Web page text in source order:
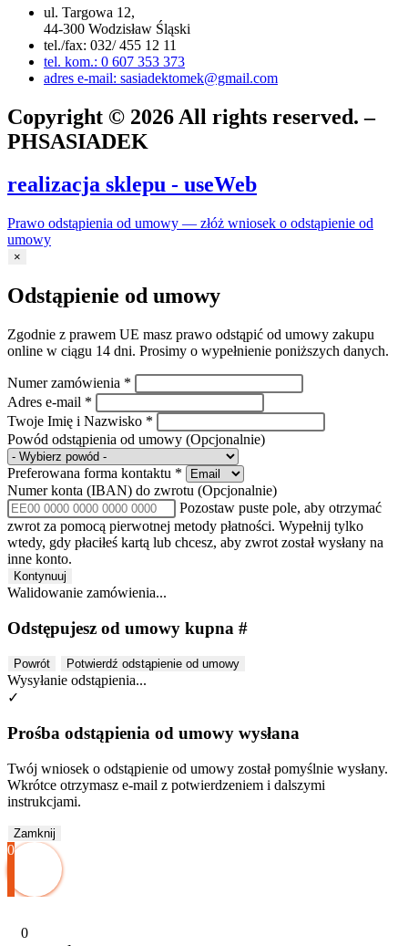
ul. Targowa 12,
44-300 Wodzisław Śląski
tel./fax: 032/ 455 12 11
tel. kom.: 0 607 353 373
adres e-mail: sasiadektomek@gmail.com
Copyright © 2026 All rights reserved. –
PHSASIADEK
realizacja sklepu - useWeb
Prawo odstąpienia od umowy — złóż wniosek o odstąpienie od
umowy
×
Odstąpienie od umowy
Zgodnie z prawem UE masz prawo odstąpić od umowy zakupu
online w ciągu 14 dni. Prosimy o wypełnienie poniższych danych.
Numer zamówienia *
Adres e-mail *
Twoje Imię i Nazwisko *
Powód odstąpienia od umowy (Opcjonalnie)
Preferowana forma kontaktu *
Numer konta (IBAN) do zwrotu (Opcjonalnie)
Pozostaw puste pole, aby otrzymać
zwrot za pomocą pierwotnej metody płatności. Wypełnij tylko
wtedy, gdy płaciłeś kartą lub chcesz, aby zwrot został wysłany na
inne konto.
Kontynuuj
Walidowanie zamówienia...
Odstępujesz od umowy kupna #
Powrót Potwierdź odstąpienie od umowy
Wysyłanie odstąpienia...
✓
Prośba odstąpienia od umowy wysłana
Twój wniosek o odstąpienie od umowy został pomyślnie wysłany.
Wkrótce otrzymasz e-mail z potwierdzeniem i dalszymi
instrukcjami.
Zamknij
0
0